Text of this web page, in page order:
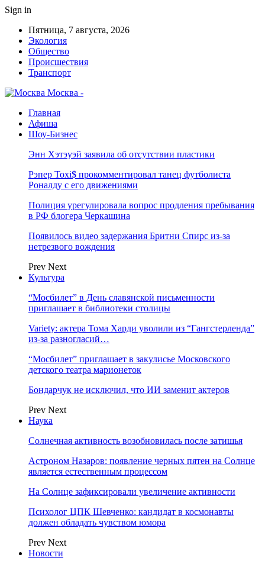
Sign in
Пятница, 7 августа, 2026
Экология
Общество
Происшествия
Транспорт
Москва -
Главная
Афиша
Шоу-Бизнес
Энн Хэтэуэй заявила об отсутствии пластики
Рэпер Toxi$ прокомментировал танец футболиста
Роналду с его движениями
Полиция урегулировала вопрос продления пребывания
в РФ блогера Черкашина
Появилось видео задержания Бритни Спирс из-за
нетрезвого вождения
Prev Next
Культура
“Мосбилет” в День славянской письменности
приглашает в библиотеки столицы
Variety: актера Тома Харди уволили из “Гангстерленда”
из-за разногласий…
“Мосбилет” приглашает в закулисье Московского
детского театра марионеток
Бондарчук не исключил, что ИИ заменит актеров
Prev Next
Наука
Солнечная активность возобновилась после затишья
Астроном Назаров: появление черных пятен на Солнце
является естественным процессом
На Солнце зафиксировали увеличение активности
Психолог ЦПК Шевченко: кандидат в космонавты
должен обладать чувством юмора
Prev Next
Новости